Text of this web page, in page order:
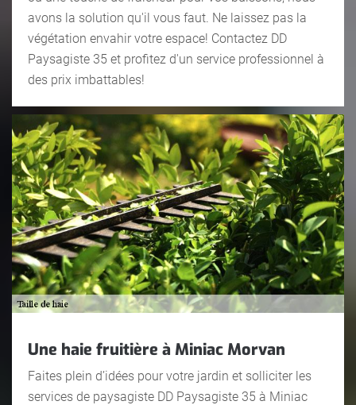
avons la solution qu'il vous faut. Ne laissez pas la
végétation envahir votre espace! Contactez DD
Paysagiste 35 et profitez d'un service professionnel à
des prix imbattables!
Une haie fruitière à Miniac Morvan
Faites plein d’idées pour votre jardin et solliciter les
services de paysagiste DD Paysagiste 35 à Miniac